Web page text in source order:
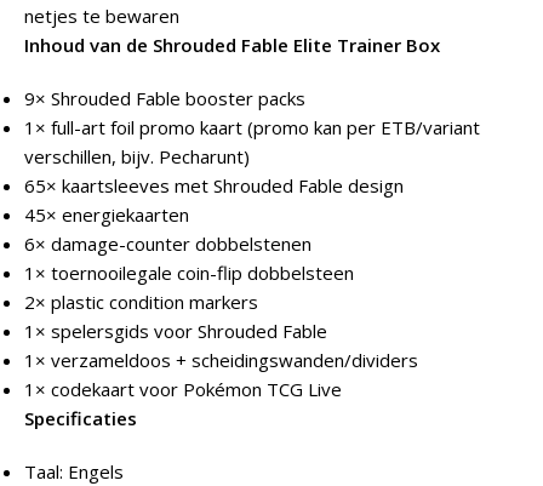
netjes te bewaren
Inhoud van de Shrouded Fable Elite Trainer Box
9× Shrouded Fable booster packs
1× full-art foil promo kaart (promo kan per ETB/variant
verschillen, bijv. Pecharunt)
65× kaartsleeves met Shrouded Fable design
45× energiekaarten
6× damage-counter dobbelstenen
1× toernooilegale coin-flip dobbelsteen
2× plastic condition markers
1× spelersgids voor Shrouded Fable
1× verzameldoos + scheidingswanden/dividers
1× codekaart voor Pokémon TCG Live
Specificaties
Taal: Engels